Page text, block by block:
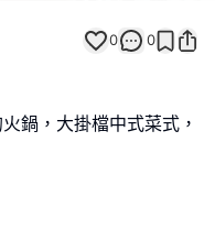
0 0
鍋，大掛檔中式菜式，